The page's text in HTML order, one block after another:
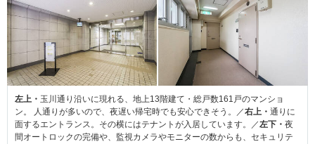
左上・ 玉川通り沿いに現れる、地上13階建て・総戸数161戸のマンショ
ン。 人通りが多いので、夜遅い帰宅時でも安心できそう。／右上・ 通りに
面するエントランス。その横にはテナントが入居しています。／左下・ 夜
間オートロックの完備や、監視カメラやモニターの数からも、セキュリテ